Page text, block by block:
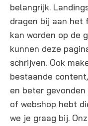
belangrijk.
dragen bij aan het
kan worden op de
kunnen deze
schrijven. Ook
bestaande
en beter
of webshop hebt
we je graag bij.